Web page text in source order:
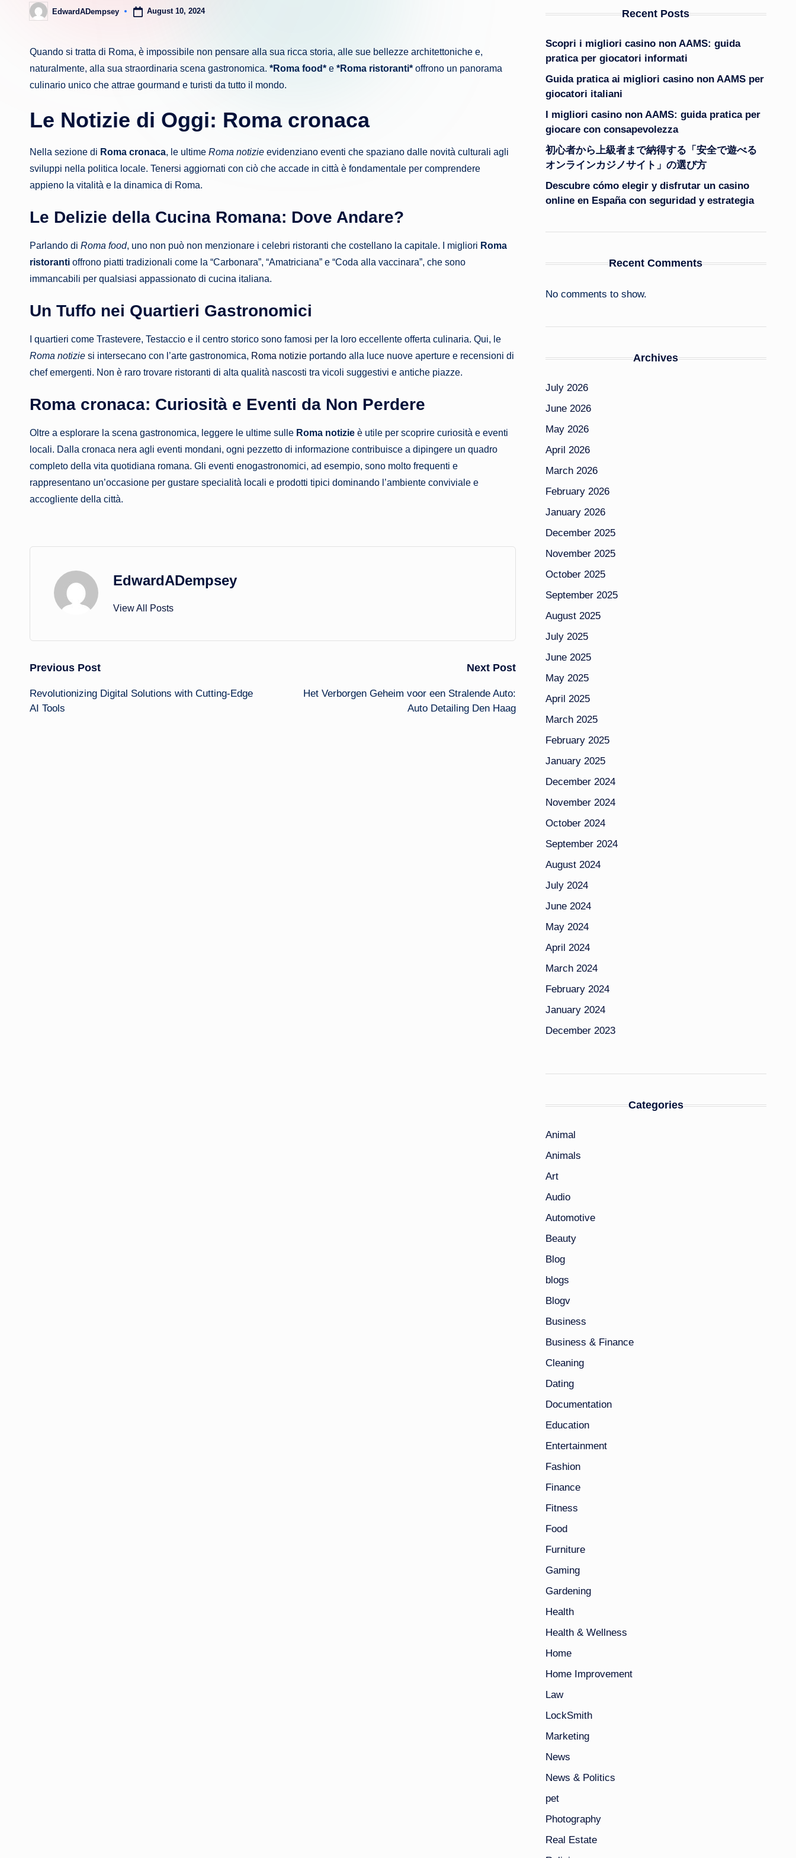
Posted
by
EdwardADempsey August 10, 2024
Quando si tratta di Roma, è impossibile non pensare alla sua ricca storia, alle sue bellezze architettoniche e,
naturalmente, alla sua straordinaria scena gastronomica. *Roma food* e *Roma ristoranti* offrono un panorama
culinario unico che attrae gourmand e turisti da tutto il mondo.
Le Notizie di Oggi: Roma cronaca
Nella sezione di Roma cronaca, le ultime Roma notizie evidenziano eventi che spaziano dalle novità culturali agli
sviluppi nella politica locale. Tenersi aggiornati con ciò che accade in città è fondamentale per comprendere
appieno la vitalità e la dinamica di Roma.
Le Delizie della Cucina Romana: Dove Andare?
Parlando di Roma food, uno non può non menzionare i celebri ristoranti che costellano la capitale. I migliori Roma
ristoranti offrono piatti tradizionali come la “Carbonara”, “Amatriciana” e “Coda alla vaccinara”, che sono
immancabili per qualsiasi appassionato di cucina italiana.
Un Tuffo nei Quartieri Gastronomici
I quartieri come Trastevere, Testaccio e il centro storico sono famosi per la loro eccellente offerta culinaria. Qui, le
Roma notizie si intersecano con l’arte gastronomica, Roma notizie portando alla luce nuove aperture e recensioni di
chef emergenti. Non è raro trovare ristoranti di alta qualità nascosti tra vicoli suggestivi e antiche piazze.
Roma cronaca: Curiosità e Eventi da Non Perdere
Oltre a esplorare la scena gastronomica, leggere le ultime sulle Roma notizie è utile per scoprire curiosità e eventi
locali. Dalla cronaca nera agli eventi mondani, ogni pezzetto di informazione contribuisce a dipingere un quadro
completo della vita quotidiana romana. Gli eventi enogastronomici, ad esempio, sono molto frequenti e
rappresentano un’occasione per gustare specialità locali e prodotti tipici dominando l’ambiente conviviale e
accogliente della città.
EdwardADempsey
View All Posts
Post
navigation
Previous Post
Revolutionizing Digital Solutions with Cutting-Edge
AI Tools
Next Post
Het Verborgen Geheim voor een Stralende Auto:
Auto Detailing Den Haag
Recent Posts
Scopri i migliori casino non AAMS: guida
pratica per giocatori informati
Guida pratica ai migliori casino non AAMS per
giocatori italiani
I migliori casino non AAMS: guida pratica per
giocare con consapevolezza
初心者から上級者まで納得する「安全で遊べる
オンラインカジノサイト」の選び方
Descubre cómo elegir y disfrutar un casino
online en España con seguridad y estrategia
Recent Comments
No comments to show.
Archives
July 2026
June 2026
May 2026
April 2026
March 2026
February 2026
January 2026
December 2025
November 2025
October 2025
September 2025
August 2025
July 2025
June 2025
May 2025
April 2025
March 2025
February 2025
January 2025
December 2024
November 2024
October 2024
September 2024
August 2024
July 2024
June 2024
May 2024
April 2024
March 2024
February 2024
January 2024
December 2023
Categories
Animal
Animals
Art
Audio
Automotive
Beauty
Blog
blogs
Blogv
Business
Business & Finance
Cleaning
Dating
Documentation
Education
Entertainment
Fashion
Finance
Fitness
Food
Furniture
Gaming
Gardening
Health
Health & Wellness
Home
Home Improvement
Law
LockSmith
Marketing
News
News & Politics
pet
Photography
Real Estate